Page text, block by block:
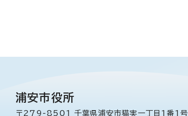
浦安市役所
〒279-8501 千葉県浦安市猫実一丁目1番1号